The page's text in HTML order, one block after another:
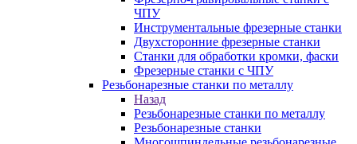
ЧПУ
Инструментальные фрезерные станки
Двухсторонние фрезерные станки
Станки для обработки кромки, фаски
Фрезерные станки с ЧПУ
Резьбонарезные станки по металлу
Назад
Резьбонарезные станки по металлу
Резьбонарезные станки